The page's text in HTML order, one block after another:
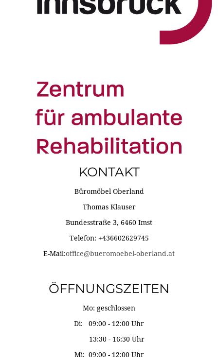
KONTAKT
Büromöbel Oberland
Thomas Klauser
Bundesstraße 3, 6460 Imst
Telefon: +436602629745
E-Mail:office@bueromoebel-oberland.at
ÖFFNUNGSZEITEN
Mo: geschlossen
Di: 09:00 - 12:00 Uhr
13:30 - 16:30 Uhr
Mi: 09:00 - 12:00 Uhr